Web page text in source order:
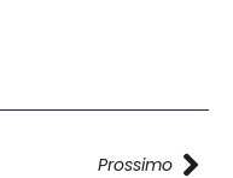
Prossimo